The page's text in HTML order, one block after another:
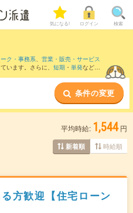
気になる! ログイン 検索
ク・事務系、 営業・販売・サービス
います。さらに、 短期 ・ 単発などの
など近隣駅のお仕事
条件の変更
平均時給: 1,544 円
新着順 時給順
方歓迎【住宅ローン